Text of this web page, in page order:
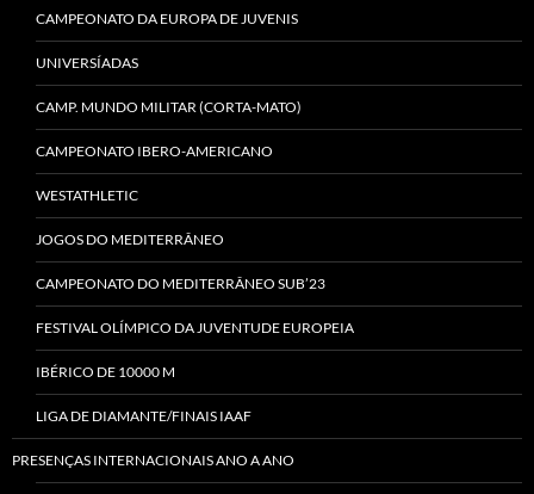
CAMPEONATO DA EUROPA DE JUVENIS
UNIVERSÍADAS
CAMP. MUNDO MILITAR (CORTA-MATO)
CAMPEONATO IBERO-AMERICANO
WESTATHLETIC
JOGOS DO MEDITERRÂNEO
CAMPEONATO DO MEDITERRÂNEO SUB’23
FESTIVAL OLÍMPICO DA JUVENTUDE EUROPEIA
IBÉRICO DE 10000 M
LIGA DE DIAMANTE/FINAIS IAAF
PRESENÇAS INTERNACIONAIS ANO A ANO